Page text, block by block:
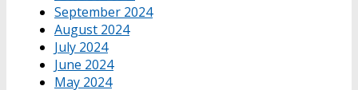
September 2024
August 2024
July 2024
June 2024
May 2024